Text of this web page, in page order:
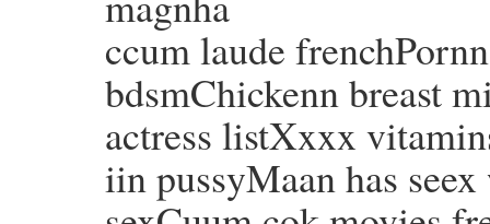
ccum laude
bdsmChickenn breast
actress listXxxx
iin pussyMaan has